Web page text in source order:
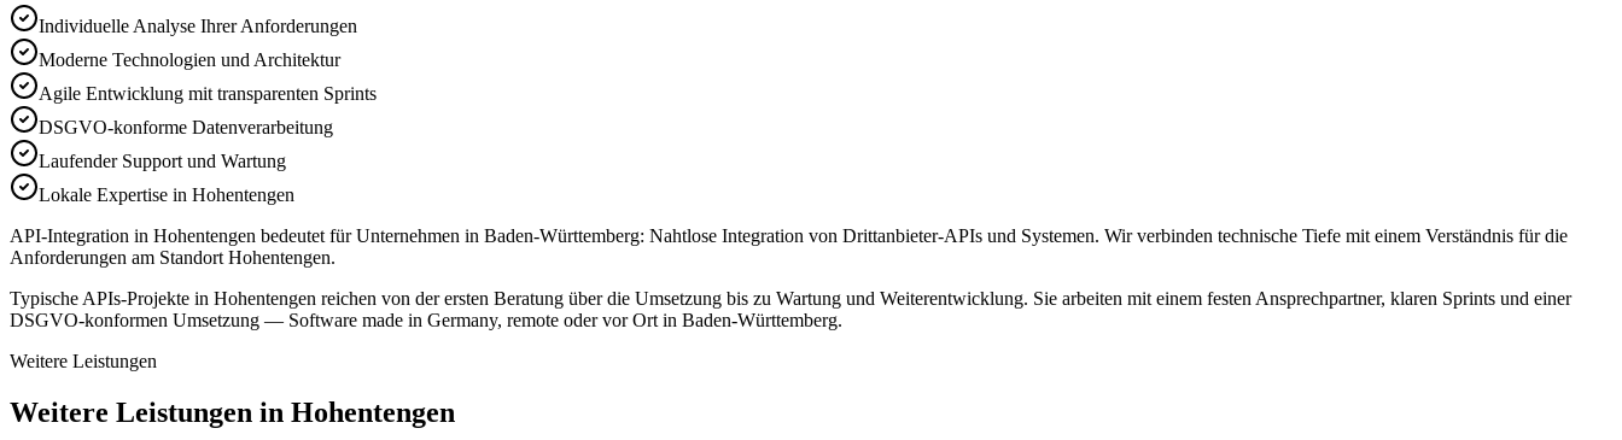
Individuelle Analyse Ihrer Anforderungen
Moderne Technologien und Architektur
Agile Entwicklung mit transparenten Sprints
DSGVO-konforme Datenverarbeitung
Laufender Support und Wartung
Lokale Expertise in Hohentengen
API-Integration in Hohentengen bedeutet für Unternehmen in Baden-Württemberg: Nahtlose Integration von Drittanbieter-APIs und Systemen. Wir verbinden technische Tiefe mit einem Verständnis für die
Anforderungen am Standort Hohentengen.
Typische APIs-Projekte in Hohentengen reichen von der ersten Beratung über die Umsetzung bis zu Wartung und Weiterentwicklung. Sie arbeiten mit einem festen Ansprechpartner, klaren Sprints und einer
DSGVO-konformen Umsetzung — Software made in Germany, remote oder vor Ort in Baden-Württemberg.
Weitere Leistungen
Weitere Leistungen in Hohentengen